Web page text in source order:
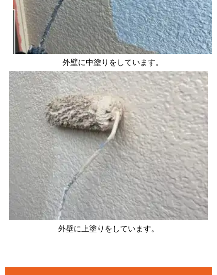
外壁に中塗りをしています。
外壁に上塗りをしています。